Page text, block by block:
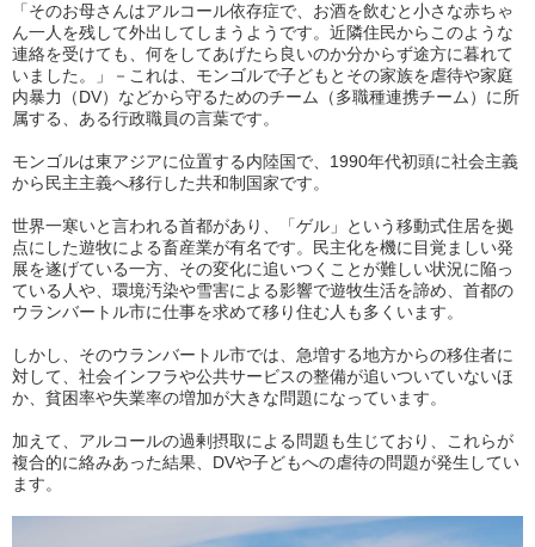
「そのお母さんはアルコール依存症で、お酒を飲むと小さな赤ちゃ
ん一人を残して外出してしまうようです。近隣住民からこのような
連絡を受けても、何をしてあげたら良いのか分からず途方に暮れて
いました。」－これは、モンゴルで子どもとその家族を虐待や家庭
内暴力（DV）などから守るためのチーム（多職種連携チーム）に所
属する、ある行政職員の言葉です。
モンゴルは東アジアに位置する内陸国で、1990年代初頭に社会主義
から民主主義へ移行した共和制国家です。
世界一寒いと言われる首都があり、「ゲル」という移動式住居を拠
点にした遊牧による畜産業が有名です。民主化を機に目覚ましい発
展を遂げている一方、その変化に追いつくことが難しい状況に陥っ
ている人や、環境汚染や雪害による影響で遊牧生活を諦め、首都の
ウランバートル市に仕事を求めて移り住む人も多くいます。
しかし、そのウランバートル市では、急増する地方からの移住者に
対して、社会インフラや公共サービスの整備が追いついていないほ
か、貧困率や失業率の増加が大きな問題になっています。
加えて、アルコールの過剰摂取による問題も生じており、これらが
複合的に絡みあった結果、DVや子どもへの虐待の問題が発生してい
ます。